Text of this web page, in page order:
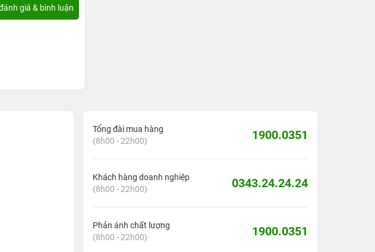
Tổng đài mua hàng
(8h00 - 22h00)
1900.0351
Khách hàng doanh nghiệp
(8h00 - 22h00)
0343.24.24.24
Phản ánh chất lượng
(8h00 - 22h00)
1900.0351